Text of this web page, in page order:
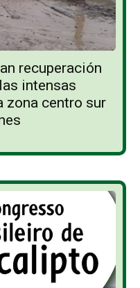
recuperación
intensas
zona centro sur